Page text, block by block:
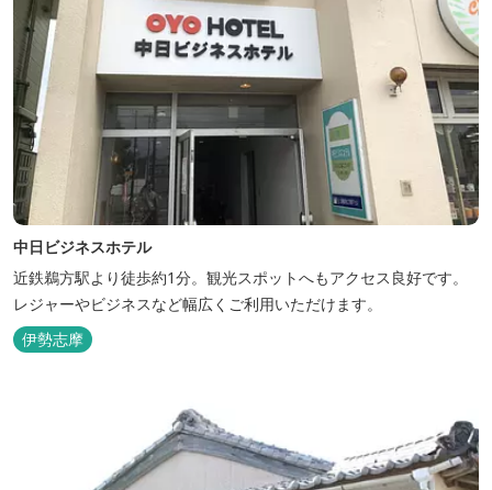
中日ビジネスホテル
近鉄鵜方駅より徒歩約1分。観光スポットへもアクセス良好です。
レジャーやビジネスなど幅広くご利用いただけます。
伊勢志摩